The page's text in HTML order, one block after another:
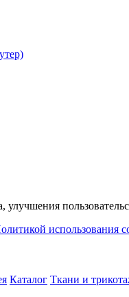
использования
Каталог Ткани и